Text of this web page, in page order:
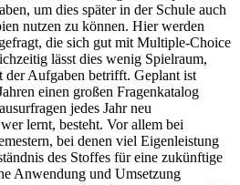
um dies später in der Schule auch
nutzen zu können. Hier werden
die sich gut mit Multiple-Choice
lässt dies wenig Spielraum,
Aufgaben betrifft. Geplant ist
einen großen Fragenkatalog
jedes Jahr neu
lernt, besteht. Vor allem bei
bei denen viel Eigenleistung
des Stoffes für eine zukünftige
Anwendung und Umsetzung